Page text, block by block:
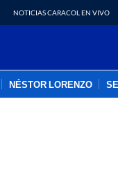
NOTICIAS CARACOL EN VIVO
NÉSTOR LORENZO